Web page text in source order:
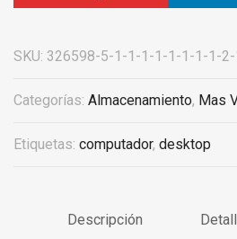
SKU: 326598-5-1-1-1-1-1-1-1-1-
Categorías: Almacenamiento, Mas
Etiquetas: computador, desktop
Descripción